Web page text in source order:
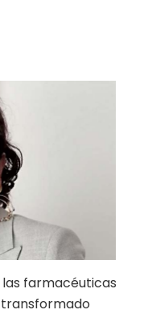
las farmacéuticas